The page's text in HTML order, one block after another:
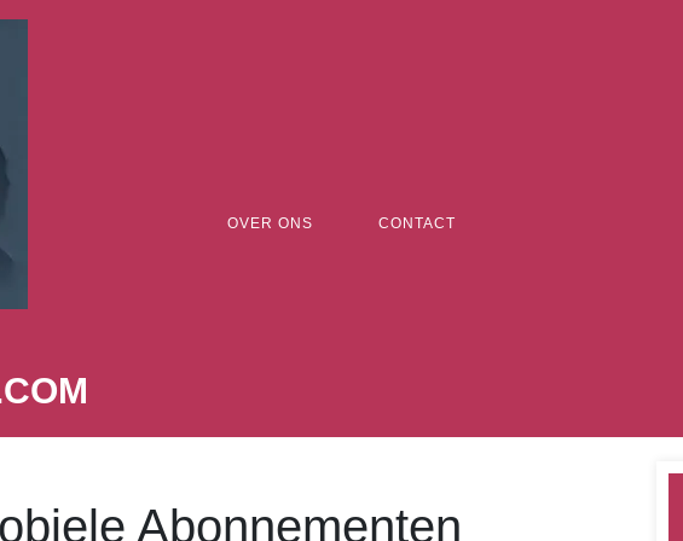
OVER ONS CONTACT
Abonnementen